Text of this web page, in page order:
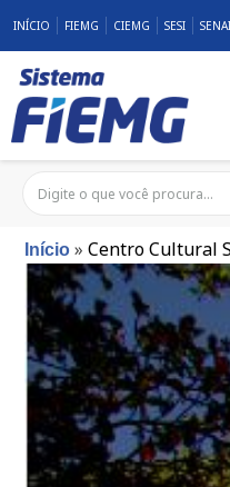
INÍCIO FIEMG CIEMG SESI SENAI
Início »Centro Cultural